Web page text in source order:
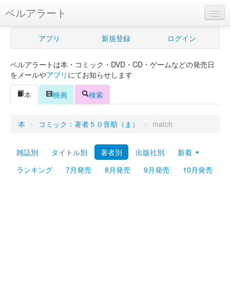
ベルアラート
ベルアラートとは
新規登録
ログイン
Myシェルフ
プレミアム
アプリ 新規登録 ログイン
ベルアラートは本・コミック・DVD・CD・ゲームなどの発売日
をメールやアプリ にてお知らせします
本
映画 検索
本 > コミック：著者５０音順（ま） > match
雑誌別 タイトル別 著者別 出版社別
新着
ランキング
7月発売 8月発売 9月発売 10月発売